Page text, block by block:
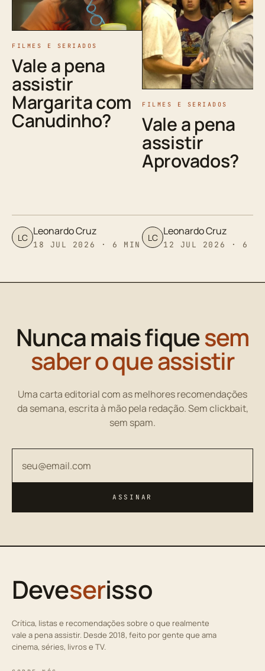
FILMES E SERIADOS
Vale a pena
assistir
Margarita com
Canudinho?
LC Leonardo Cruz
18 JUL 2026 · 6 MIN
FILMES E SERIADOS
Vale a pena
assistir
Aprovados?
LC Leonardo Cruz
12 JUL 2026 · 6
Nunca mais fiquesem
saber o que assistir
Uma carta editorial com as melhores recomendações
da semana, escrita à mão pela redação. Sem clickbait,
sem spam.
ASSINAR
Deveserisso
Crítica, listas e recomendações sobre o que realmente
vale a pena assistir. Desde 2018, feito por gente que ama
cinema, séries, livros e TV.